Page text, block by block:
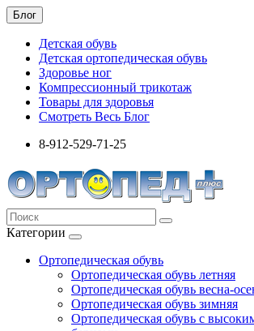
Блог
Детская обувь
Детская ортопедическая обувь
Здоровье ног
Компрессионный трикотаж
Товары для здоровья
Смотреть Весь Блог
8-912-529-71-25
Категории
Ортопедическая обувь
Ортопедическая обувь летняя
Ортопедическая обувь весна-
Ортопедическая обувь зимняя
Ортопедическая обувь с